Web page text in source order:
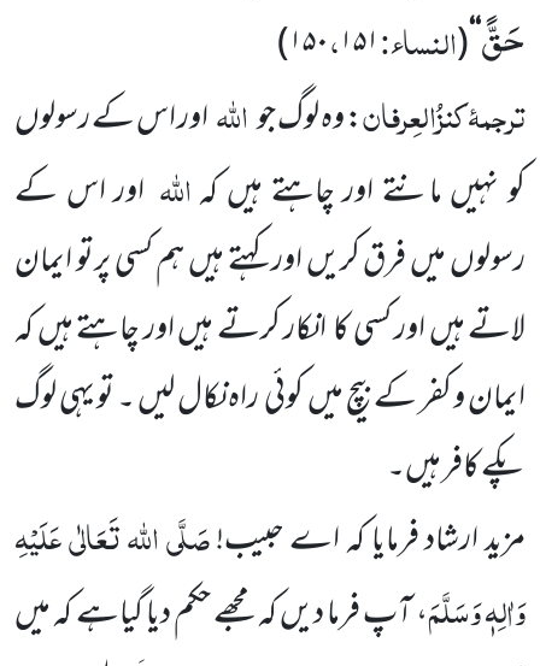
حَقًّ‘‘
(النساء: ۱۵۰،۱۵۱ )
ترجمۂ کنزُالعِرفان: وہ لوگ جواللہاور اس کے رسولوں
کو نہیں مانتے اور چاہتے ہیں کہاللہ اور اس کے
رسولوں میں فرق کریں اور کہتے ہیں ہم کسی پرتو ایمان
لاتے ہیں اور کسی کا انکار کرتے ہیں اور چاہتے ہیں کہ
ایمان و کفر کے بیچ میں کوئی راہ نکال لیں ۔ تو یہی لوگ
پکے کافر ہیں۔
مزید ارشاد فرمایا کہ اے حبیب!صَلَّی اللہ تَعَالٰی عَلَیْہِ
وَاٰلِہٖ وَسَلَّمَ، آپ فرما دیں کہ مجھے حکم دیا گیاہے کہ میں